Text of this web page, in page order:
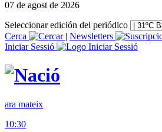
07 de agost de 2026
Seleccionar edición del periódico
Cerca
| Newsletters
Iniciar Sessió
ara mateix
10:30